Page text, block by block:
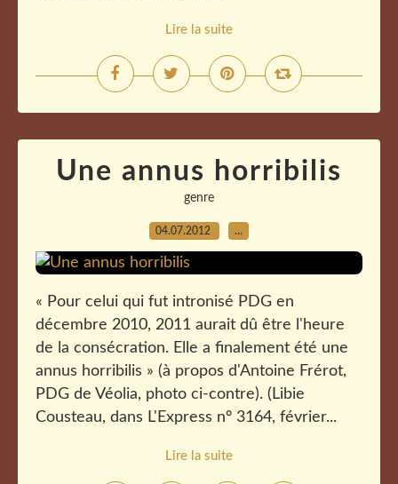
Lire la suite
Une annus horribilis
genre
04.07.2012 …
« Pour celui qui fut intronisé PDG en
décembre 2010, 2011 aurait dû être l'heure
de la consécration. Elle a finalement été une
annus horribilis » (à propos d'Antoine Frérot,
PDG de Véolia, photo ci-contre). (Libie
Cousteau, dans L'Express n° 3164, février...
Lire la suite